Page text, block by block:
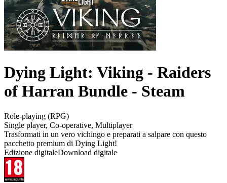
Dying Light: Viking - Raiders
of Harran Bundle - Steam
Role-playing (RPG)
Single player, Co-operative, Multiplayer
Trasformati in un vero vichingo e preparati a salpare con questo
pacchetto premium di Dying Light!
Edizione digitaleDownload digitale